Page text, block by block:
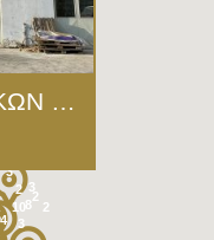
4
10
2
3
8
3
3
2
2
ΚΤΙΡΙΟ ΕΠΑΓΓΕΛΜΑΤΙΚΩΝ ΧΩΡΩΝ 150 τμ ΠΑΓΑΝΗ ΜΥΤΙΛΗΝΗΣ